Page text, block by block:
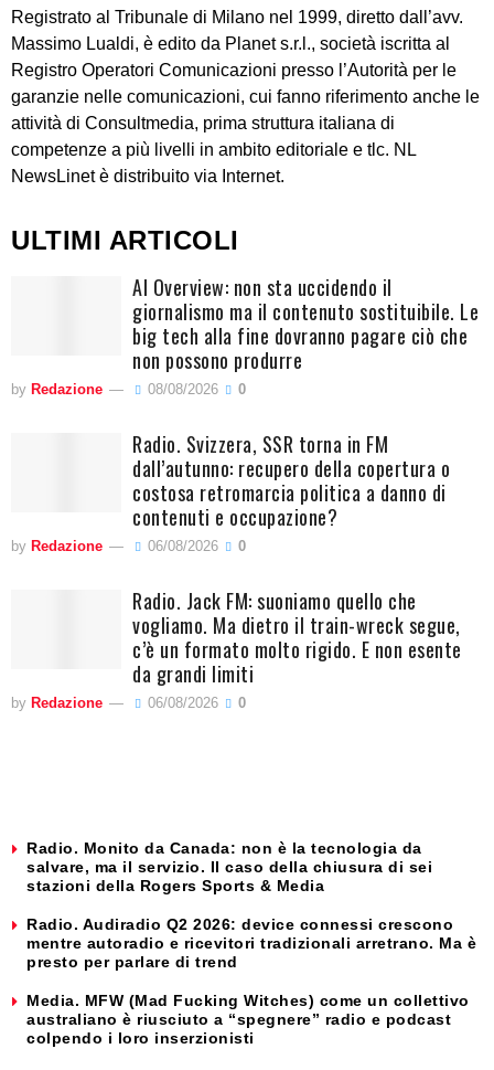
Registrato al Tribunale di Milano nel 1999, diretto dall’avv.
Massimo Lualdi, è edito da Planet s.r.l., società iscritta al
Registro Operatori Comunicazioni presso l’Autorità per le
garanzie nelle comunicazioni, cui fanno riferimento anche le
attività di Consultmedia, prima struttura italiana di
competenze a più livelli in ambito editoriale e tlc. NL
NewsLinet è distribuito via Internet.
ULTIMI ARTICOLI
AI Overview: non sta uccidendo il
giornalismo ma il contenuto sostituibile. Le
big tech alla fine dovranno pagare ciò che
non possono produrre
by Redazione 08/08/2026 0
Radio. Svizzera, SSR torna in FM
dall’autunno: recupero della copertura o
costosa retromarcia politica a danno di
contenuti e occupazione?
by Redazione 06/08/2026 0
Radio. Jack FM: suoniamo quello che
vogliamo. Ma dietro il train-wreck segue,
c’è un formato molto rigido. E non esente
da grandi limiti
by Redazione 06/08/2026 0
Radio. Monito da Canada: non è la tecnologia da
salvare, ma il servizio. Il caso della chiusura di sei
stazioni della Rogers Sports & Media
Radio. Audiradio Q2 2026: device connessi crescono
mentre autoradio e ricevitori tradizionali arretrano. Ma è
presto per parlare di trend
Media. MFW (Mad Fucking Witches) come un collettivo
australiano è riusciuto a “spegnere” radio e podcast
colpendo i loro inserzionisti